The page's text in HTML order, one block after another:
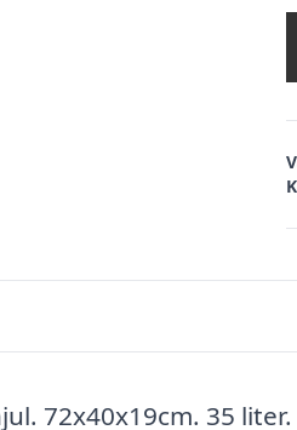
72x40x19cm. 35 liter.